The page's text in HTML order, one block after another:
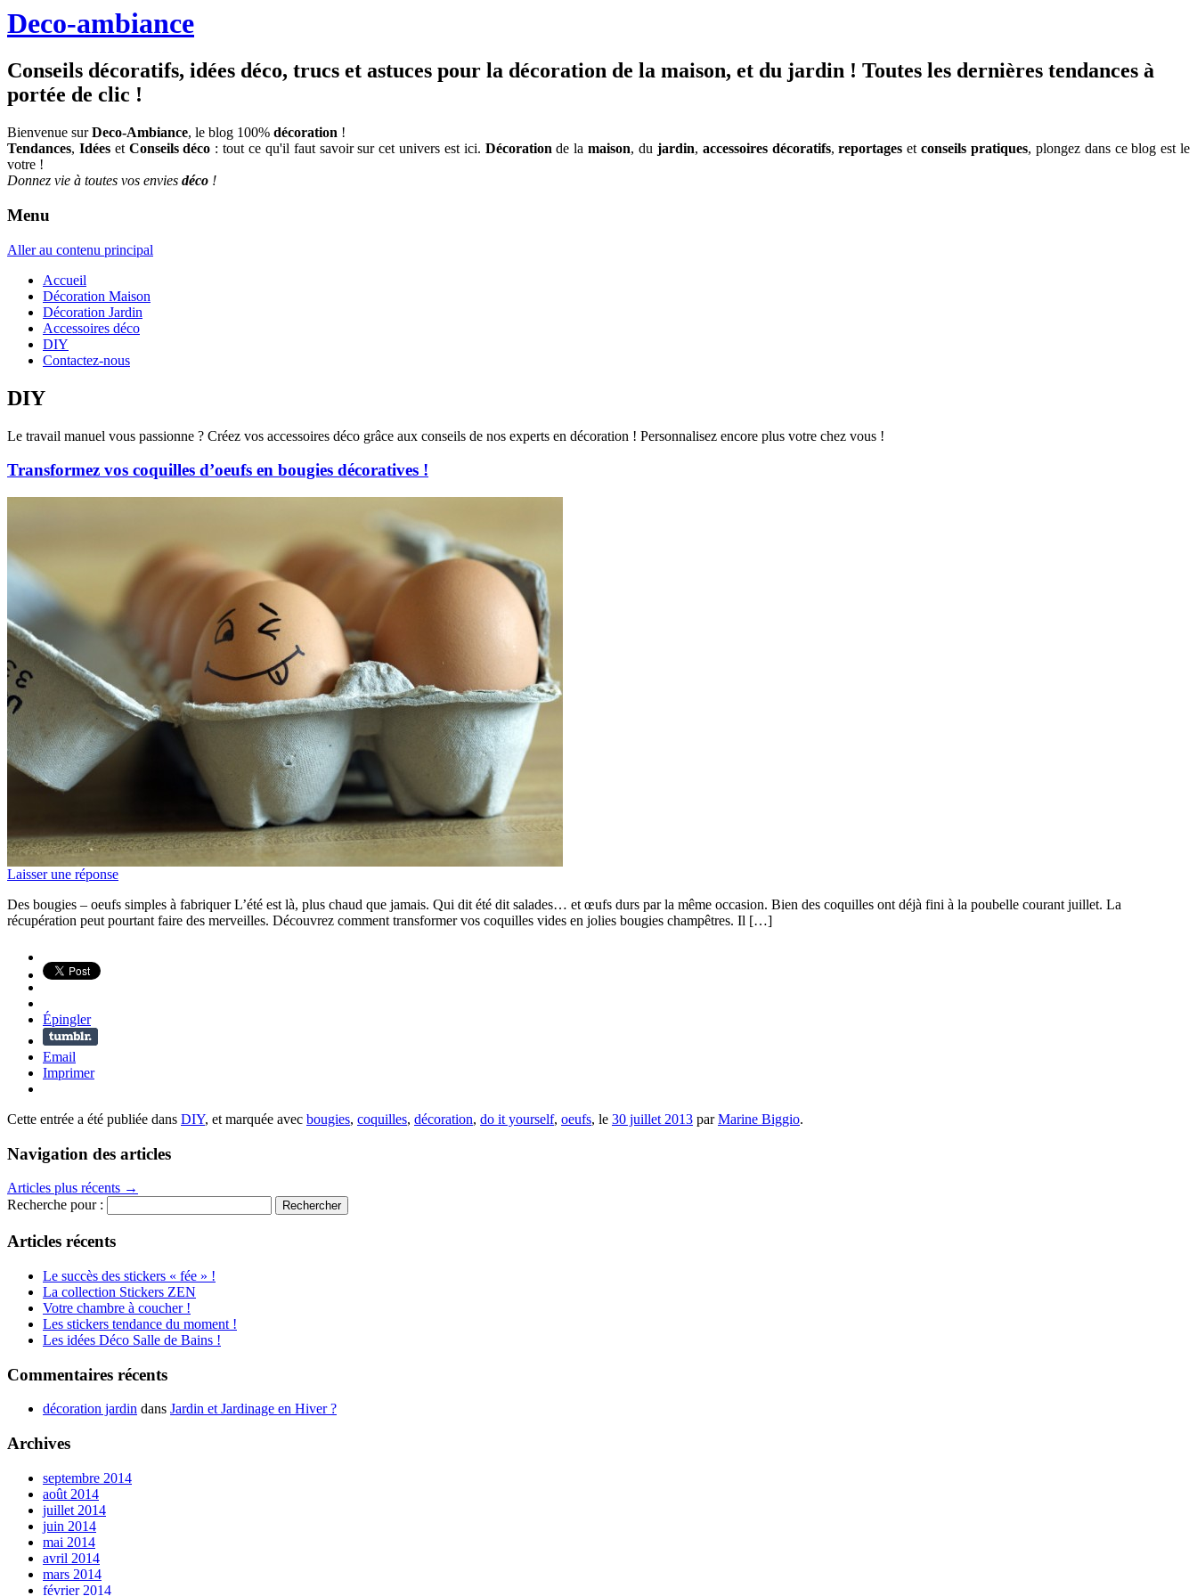
Deco-ambiance
Conseils décoratifs, idées déco, trucs et astuces pour la décoration de la maison, et du jardin ! Toutes les dernières tendances à
portée de clic !
Bienvenue surDeco-Ambiance, le blog 100% décoration !
Tendances, Idéeset Conseils déco : tout ce qu'il faut savoir sur cet univers est ici. Décoration de lamaison, du jardin, accessoires décoratifs,reportages etconseils pratiques, plongez dans ce blog est le
votre !
Donnez vie à toutes vos envies déco !
Menu
Aller au contenu principal
Accueil
Décoration Maison
Décoration Jardin
Accessoires déco
DIY
Contactez-nous
DIY
Le travail manuel vous passionne ? Créez vos accessoires déco grâce aux conseils de nos experts en décoration ! Personnalisez encore plus votre chez vous !
Transformez vos coquilles d’oeufs en bougies décoratives !
Laisser une réponse
Des bougies – oeufs simples à fabriquer L’été est là, plus chaud que jamais. Qui dit été dit salades… et œufs durs par la même occasion. Bien des coquilles ont déjà fini à la poubelle courant juillet. La
récupération peut pourtant faire des merveilles. Découvrez comment transformer vos coquilles vides en jolies bougies champêtres. Il […]
Épingler
Email
Imprimer
Cette entrée a été publiée dans DIY, et marquée avec bougies, coquilles, décoration, do it yourself, oeufs, le 30 juillet 2013 parMarine Biggio.
Navigation des articles
Articles plus récents →
Recherche pour :
Articles récents
Le succès des stickers « fée » !
La collection Stickers ZEN
Votre chambre à coucher !
Les stickers tendance du moment !
Les idées Déco Salle de Bains !
Commentaires récents
décoration jardin dans Jardin et Jardinage en Hiver ?
Archives
septembre 2014
août 2014
juillet 2014
juin 2014
mai 2014
avril 2014
mars 2014
février 2014